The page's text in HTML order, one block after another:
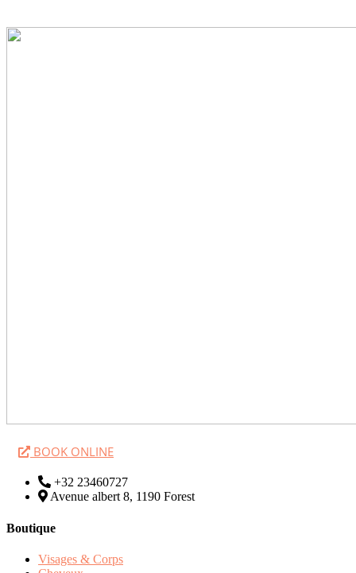
BOOK ONLINE
+32 23460727
Avenue albert 8, 1190 Forest
Boutique
Visages & Corps